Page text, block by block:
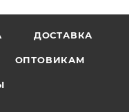
ДОСТАВКА
ОПТОВИКАМ